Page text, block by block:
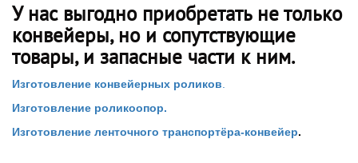
У нас выгодно приобретать не только
конвейеры, но и сопутствующие
товары, и запасные части к ним.
Изготовление конвейерных роликов.
Изготовление роликоопор.
Изготовление ленточного транспортёра-конвейер.